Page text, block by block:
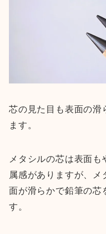
芯の見た目も表面の滑
ます。
メタシルの芯は表面も
属感がありますが、メ
面が滑らかで鉛筆の
す。